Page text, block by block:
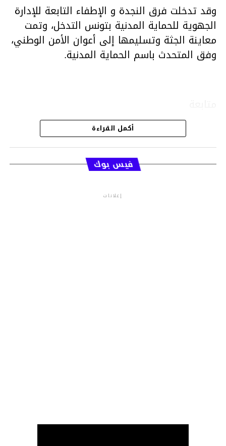
وقد تدخلت فرق النجدة و الإطفاء التابعة للإدارة
الجهوية للحماية المدنية بتونس التدخل، وتمت
معاينة الجثة وتسليمها إلى أعوان الأمن الوطني،
وفق المتحدث باسم الحماية المدنية.
قسم الاخبار
أكمل القراءة
فيس بوك
إعلانات